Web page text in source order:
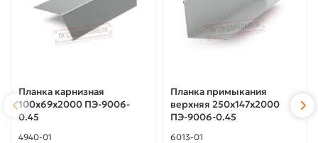
Планка карнизная
100х69х2000 ПЭ-9006-
0.45
4940-01
Планка примыкания
верхняя 250х147х2000
ПЭ-9006-0.45
6013-01